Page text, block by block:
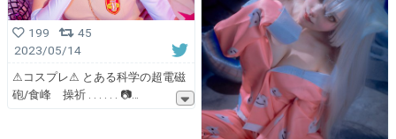
199
45
2023/05/14
⚠︎コスプレ⚠︎ とある科学の超電磁
砲/食峰 操祈 . . . . . . 📷